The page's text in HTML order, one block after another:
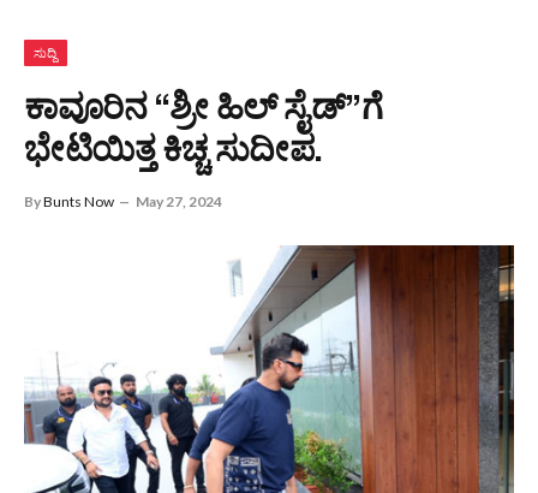
ಸುದ್ದಿ
ಕಾವೂರಿನ “ಶ್ರೀ ಹಿಲ್ ಸೈಡ್”ಗೆ
ಭೇಟಿಯಿತ್ತ ಕಿಚ್ಚ ಸುದೀಪ.
ByBunts Now May 27, 2024